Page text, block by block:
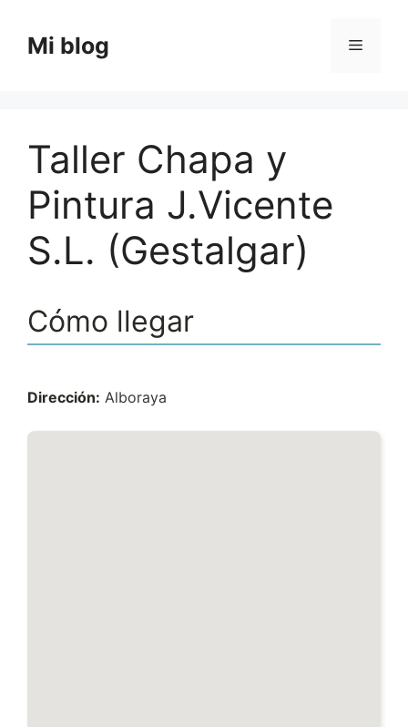
contenido
Mi blog Menú
Taller Chapa y
Pintura J.Vicente
S.L. (Gestalgar)
Cómo llegar
Dirección: Alboraya